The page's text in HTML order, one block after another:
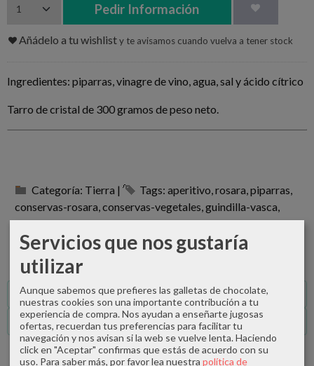
Pedir Información
Añádelo a tu wishlisty te avisamos cuando vuelva a tener stock
Ingredientes: piparras, vinagre de vino, agua, sal y ácido cítrico
Tarro de cristal de 300 gramos de peso neto.
Categoría: Tierra | Tags: aperitivo rosara piparras
conservas-rosara conservas-vegetales guindilla-vasca
verduras-de-navarra la-zascandileria las-mejores-piparras
piparras-en-vinagre| Comentarios
Descripción
Comentarios
Servicios que nos gustaría
utilizar
Aunque sabemos que prefieres las galletas de chocolate,
nuestras cookies son una importante contribución a tu
experiencia de compra. Nos ayudan a enseñarte jugosas
ofertas, recuerdan tus preferencias para facilitar tu
navegación y nos avisan si la web se vuelve lenta. Haciendo
click en "Aceptar" confirmas que estás de acuerdo con su
uso. Para saber más, por favor lea nuestra política de